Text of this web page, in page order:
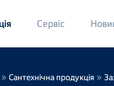
Сервіс
» Сантехнічна продукція »